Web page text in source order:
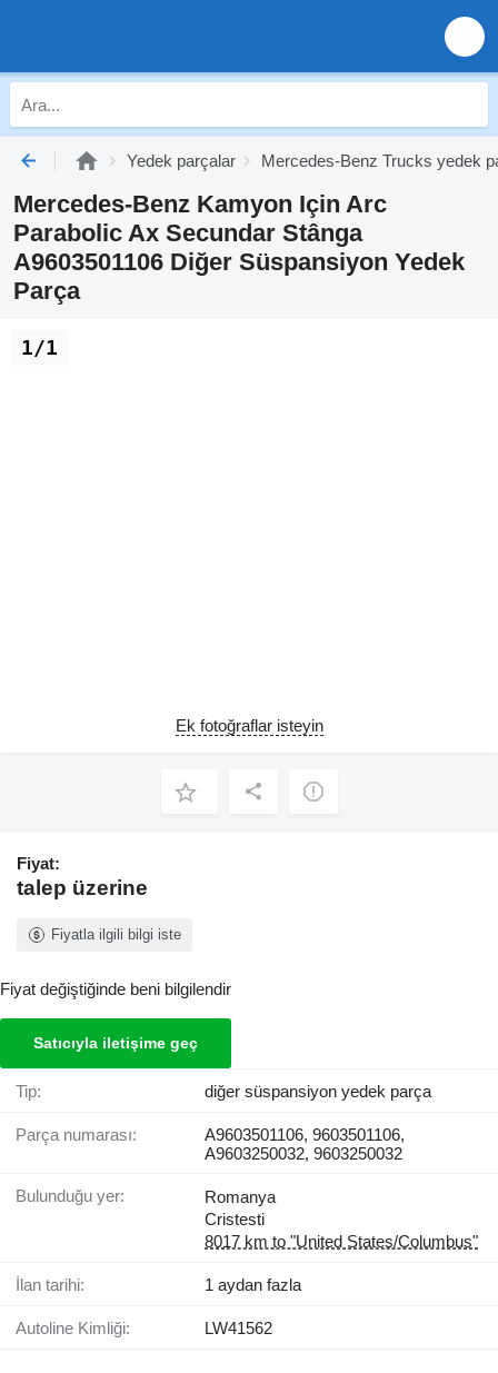
Yedek parçalar Mercedes-Benz Trucks yedek
Mercedes-Benz Kamyon Için Arc
Parabolic Ax Secundar Stânga
A9603501106 Diğer Süspansiyon Yedek
Parça
1/1
Ek fotoğraflar isteyin
Fiyat:
talep üzerine
Fiyatla ilgili bilgi iste
Fiyat değiştiğinde beni bilgilendir
Satıcıyla iletişime geç
Tip: diğer süspansiyon yedek parça
Parça numarası:
A9603501106, 9603501106,
A9603250032, 9603250032
Bulunduğu yer:
Romanya
Cristesti
8017 km to "United States/Columbus"
İlan tarihi: 1 aydan fazla
Autoline Kimliği: LW41562